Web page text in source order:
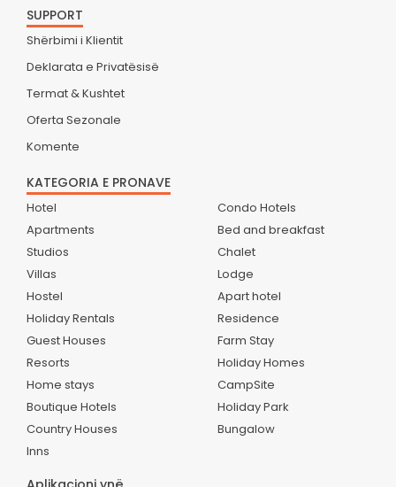
SUPPORT
Shërbimi i Klientit
Deklarata e Privatësisë
Termat & Kushtet
Oferta Sezonale
Komente
KATEGORIA E PRONAVE
Hotel
Apartments
Studios
Villas
Hostel
Holiday Rentals
Guest Houses
Resorts
Home stays
Boutique Hotels
Country Houses
Inns
Condo Hotels
Bed and breakfast
Chalet
Lodge
Apart hotel
Residence
Farm Stay
Holiday Homes
CampSite
Holiday Park
Bungalow